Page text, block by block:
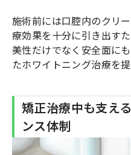
施術前には口腔内のクリ
療効果を十分に引き出す
美性だけでなく安全面に
たホワイトニング治療を提
矯正治療中も支え
ンス体制